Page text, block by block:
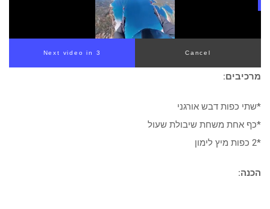
Next video in 3 Cancel
מרכיבים:
*שתי כפות דבש אורגני
*כף אחת משחת שיבולת שעול
*2 כפות מיץ לימון
הכנה: